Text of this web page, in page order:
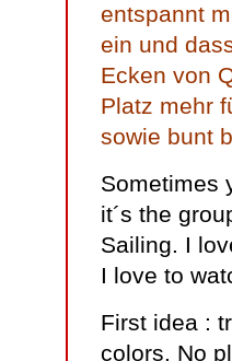
entspannt
ein und
Ecken von
Platz mehr
sowie bunt
Sometimes
it´s the
Sailing. I
I love to
First idea :
colors. No